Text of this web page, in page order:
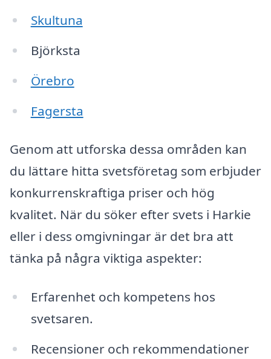
Skultuna
Björksta
Örebro
Fagersta
Genom att utforska dessa områden kan
du lättare hitta svetsföretag som erbjuder
konkurrenskraftiga priser och hög
kvalitet. När du söker efter svets i Harkie
eller i dess omgivningar är det bra att
tänka på några viktiga aspekter:
Erfarenhet och kompetens hos
svetsaren.
Recensioner och rekommendationer